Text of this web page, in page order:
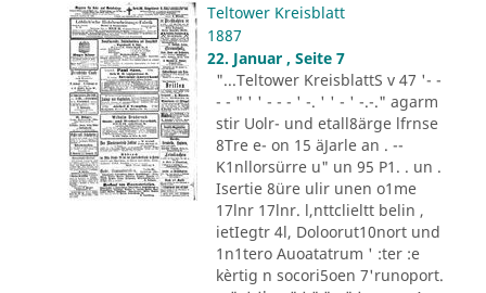
Teltower Kreisblatt
1887
22. Januar , Seite 7
"...Teltower KreisblattS v 47 '- -
- - " ' ' - - - ' -. ' ' - ' -.-." agarm
stir Uolr- und etall8ärge lfrnse
8Tre e- on 15 äJarle an . --
K1nllorsürre u" un 95 P1. . un .
Isertie 8üre ulir unen o1me
17lnr 17lnr. l,nttclieltt belin ,
ietIegtr 4l, Doloorut10nort und
1n1tero Auoatatrum ' :ter :e
kèrtig n socori5oen 7'runoport.